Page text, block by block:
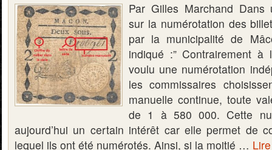
Par Gilles Marchand Dans
sur la numérotation des
par la municipalité de
indiqué :” Contrairement
voulu une numérotation
les commissaires
manuelle continue, toute
de 1 à 580 000. Cette
aujourd’hui un certain intérêt car elle permet de
lequel ils ont été numérotés. Ainsi, si la moitié …